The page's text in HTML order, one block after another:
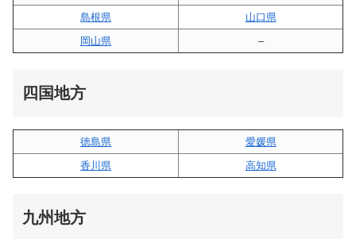
島根県
山口県
岡山県
–
四国地方
徳島県
愛媛県
香川県
高知県
九州地方